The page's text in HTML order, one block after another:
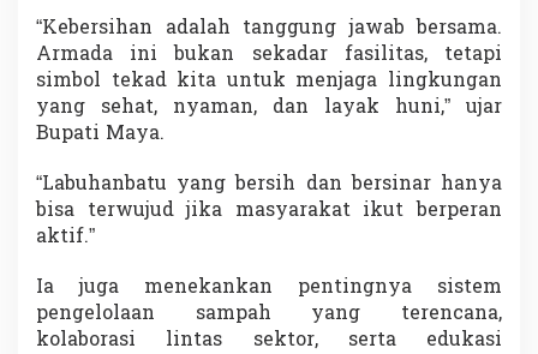
u
B
e
r
s
a
r
“Kebersihan adalah tanggung jawab bersama.
Armada ini bukan sekadar fasilitas, tetapi
simbol tekad kita untuk menjaga lingkungan
yang sehat, nyaman, dan layak huni,” ujar
Bupati Maya.
“Labuhanbatu yang bersih dan bersinar hanya
bisa terwujud jika masyarakat ikut berperan
aktif.”
Ia juga menekankan pentingnya sistem
pengelolaan sampah yang terencana,
kolaborasi lintas sektor, serta edukasi